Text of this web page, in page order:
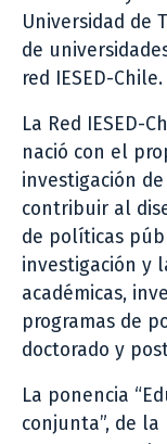
Universidad de
de
red IESED-Chile.
La Red IESED-
nació con el
investigación
contribuir al
de políticas
investigación y
académicas,
programas de
doctorado y
La ponencia
conjunta”, de la